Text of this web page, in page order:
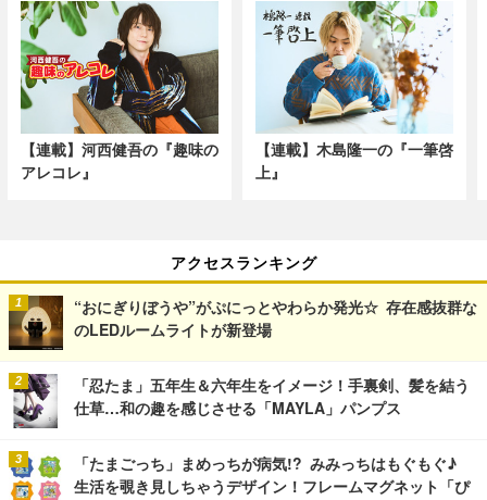
【連載】河西健吾の『趣味の
アレコレ』
【連載】木島隆一の『一筆啓
上』
アクセスランキング
“おにぎりぼうや”がぷにっとやわらか発光☆ 存在感抜群な
のLEDルームライトが新登場
「忍たま」五年生＆六年生をイメージ！手裏剣、髪を結う
仕草…和の趣を感じさせる「MAYLA」パンプス
「たまごっち」まめっちが病気!? みみっちはもぐもぐ♪
生活を覗き見しちゃうデザイン！フレームマグネット「ぴ